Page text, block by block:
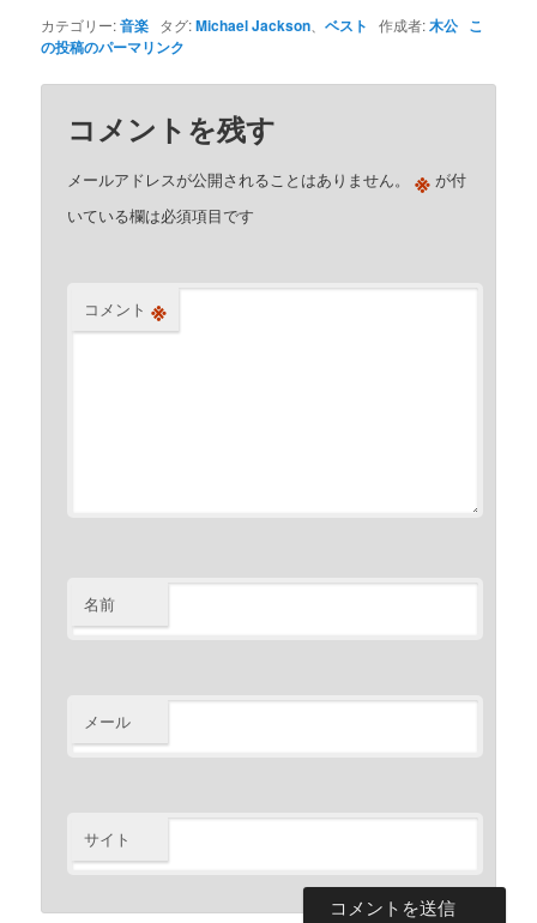
カテゴリー:音楽 タグ:Michael Jackson、ベスト 作成者:木公 こ
の投稿のパーマリンク
コメントを残す
メールアドレスが公開されることはありません。 ※ が付
いている欄は必須項目です
コメント ※
名前
メール
サイト